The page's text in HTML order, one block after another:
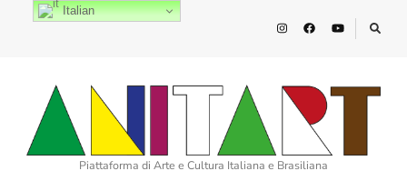
Piattaforma di Arte e Cultura Italiana e Brasiliana
Italian